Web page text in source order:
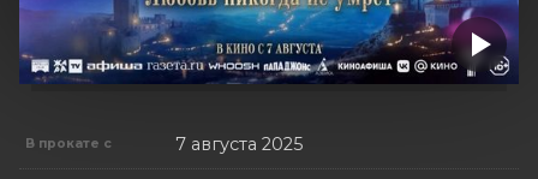
В прокате с 7 августа 2025